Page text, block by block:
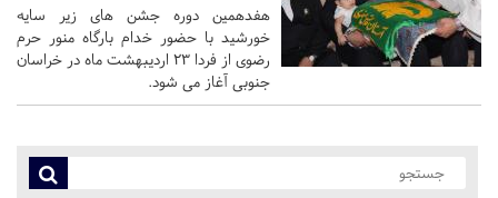
هفدهمین دوره جشن های زیر سایه
خورشید با حضور خدام بارگاه منور حرم
رضوی از فردا ۲۳ اردیبهشت ماه در خراسان
جنوبی آغاز می شود.